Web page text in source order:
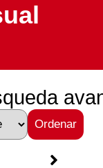
Ordenar